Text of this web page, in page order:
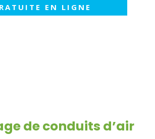
EN LIGNE
de conduits d’air